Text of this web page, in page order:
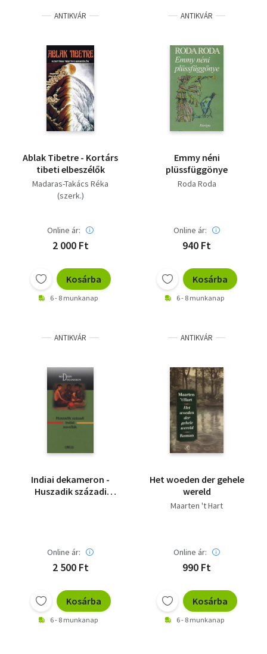
ANTIKVÁR
Ablak Tibetre - Kortárs
tibeti elbeszélők
Madaras-Takács Réka
(szerk.)
Online ár:
2 000 Ft
Kosárba
6 - 8 munkanap
ANTIKVÁR
Emmy néni
plüssfüggönye
Roda Roda
Online ár:
940 Ft
Kosárba
6 - 8 munkanap
ANTIKVÁR
Indiai dekameron -
Huszadik századi
Online ár:
2 500 Ft
Kosárba
6 - 8 munkanap
ANTIKVÁR
Het woeden der gehele
wereld
Maarten 't Hart
Online ár:
990 Ft
Kosárba
6 - 8 munkanap